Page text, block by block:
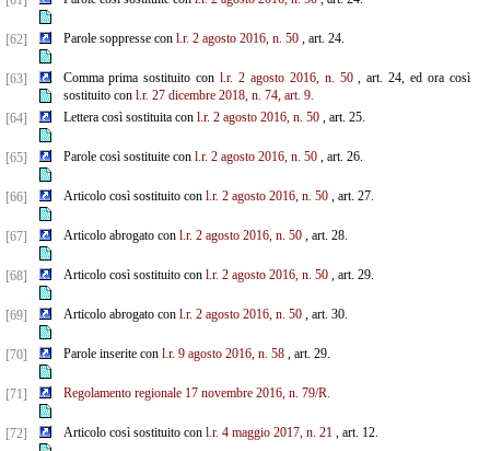
[62] Parole soppresse con l.r. 2 agosto 2016, n. 50, art. 24.
[63] Comma prima sostituito conl.r. 2 agosto 2016, n. 50, art. 24, ed ora così
sostituito con l.r. 27 dicembre 2018, n. 74, art. 9.
[64]
Lettera così sostituita con l.r. 2 agosto 2016, n. 50, art. 25.
[65] Parole così sostituite con l.r. 2 agosto 2016, n. 50, art. 26.
[66] Articolo così sostituito con l.r. 2 agosto 2016, n. 50, art. 27.
[67] Articolo abrogato con l.r. 2 agosto 2016, n. 50, art. 28.
[68] Articolo così sostituito con l.r. 2 agosto 2016, n. 50, art. 29.
[69] Articolo abrogato con l.r. 2 agosto 2016, n. 50, art. 30.
[70] Parole inserite con l.r. 9 agosto 2016, n. 58, art. 29.
[71] Regolamento regionale 17 novembre 2016, n. 79/R.
[72] Articolo così sostituito con l.r. 4 maggio 2017, n. 21, art. 12.